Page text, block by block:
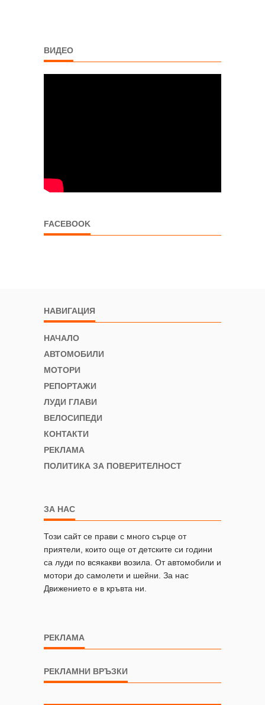
ВИДЕО
FACEBOOK
НАВИГАЦИЯ
НАЧАЛО
АВТОМОБИЛИ
МОТОРИ
РЕПОРТАЖИ
ЛУДИ ГЛАВИ
ВЕЛОСИПЕДИ
КОНТАКТИ
РЕКЛАМА
ПОЛИТИКА ЗА ПОВЕРИТЕЛНОСТ
ЗА НАС
Този сайт се прави с много сърце от
приятели, които още от детските си години
са луди по всякакви возила. От автомобили и
мотори до самолети и шейни. За нас
Движението е в кръвта ни.
РЕКЛАМА
РЕКЛАМНИ ВРЪЗКИ